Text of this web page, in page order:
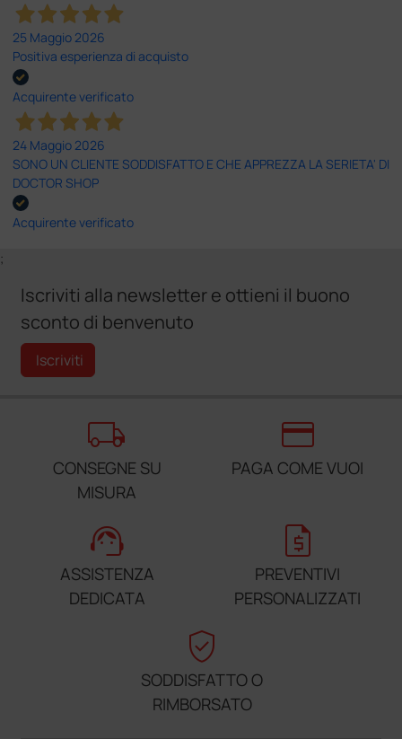
25 Maggio 2026
Positiva esperienza di acquisto
Acquirente verificato
24 Maggio 2026
SONO UN CLIENTE SODDISFATTO E CHE APPREZZA LA SERIETA' DI
DOCTOR SHOP
Acquirente verificato
;
Iscriviti alla newsletter e ottieni il buono
sconto di benvenuto
Iscriviti
local_shipping
CONSEGNE SU
MISURA
credit_card
PAGA COME VUOI
support_agent
ASSISTENZA
DEDICATA
request_quote
PREVENTIVI
PERSONALIZZATI
verified_user
SODDISFATTO O
RIMBORSATO